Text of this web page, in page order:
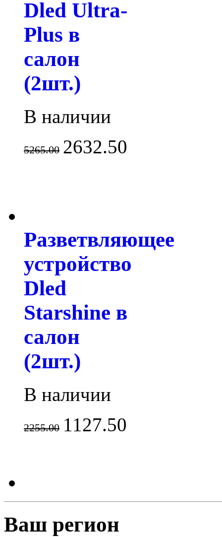
Dled Ultra-
Plus в
салон
(2шт.)
В наличии
5265.00 2632.50
Разветвляющее
устройство
Dled
Starshine в
салон
(2шт.)
В наличии
2255.00 1127.50
Ваш регион